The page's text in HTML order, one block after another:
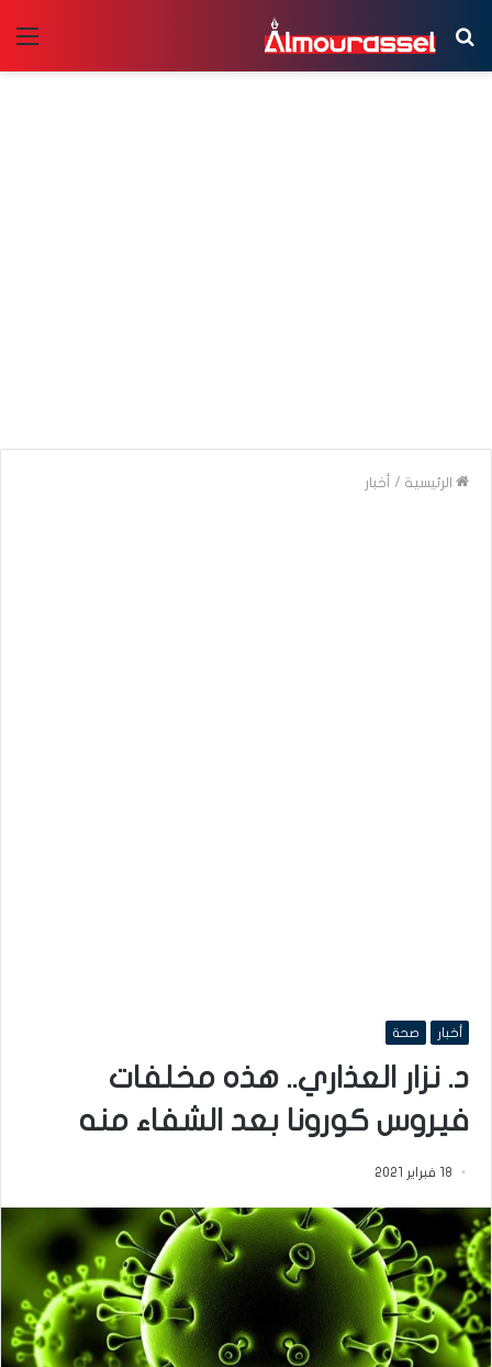
بحث
عن
الرئيسية / أخبار
أخبار صحة
د. نزار العذاري.. هذه مخلفات
فيروس كورونا بعد الشفاء منه
18 فبراير 2021